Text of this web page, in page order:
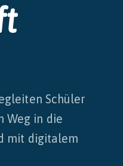
Schüler
Weg in die
mit digitalem